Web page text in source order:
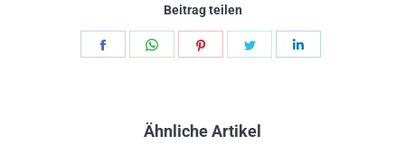
Beitrag teilen
Teilen
Teilen
Teilen
Ähnliche Artikel